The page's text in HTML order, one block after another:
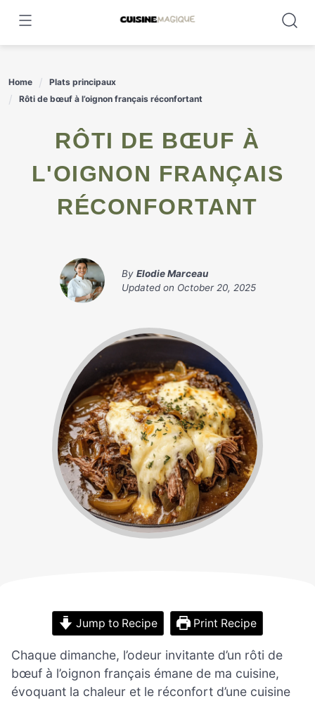
content
Home
Plats principaux
Rôti de bœuf à l’oignon français réconfortant
RÔTI DE BŒUF À
L'OIGNON FRANÇAIS
RÉCONFORTANT
By Elodie Marceau
Updated on October 20, 2025
Jump to Recipe Print Recipe
Chaque dimanche, l’odeur invitante d’un rôti de
bœuf à l’oignon français émane de ma cuisine,
évoquant la chaleur et le réconfort d’une cuisine